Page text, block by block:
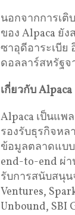
นอกจากการเ
ของ Alpaca ยั
ซาอุดีอาระเบีย
ดอลลาร์สหรัฐ
เกี่ยวกับAlpaca
Alpaca เป็นแ
รองรับธุรกิจหล
ข้อมูลตลาดแบ
end-to-end ผ่
รับการสนับสนุ
Ventures,
Unbound, SBI